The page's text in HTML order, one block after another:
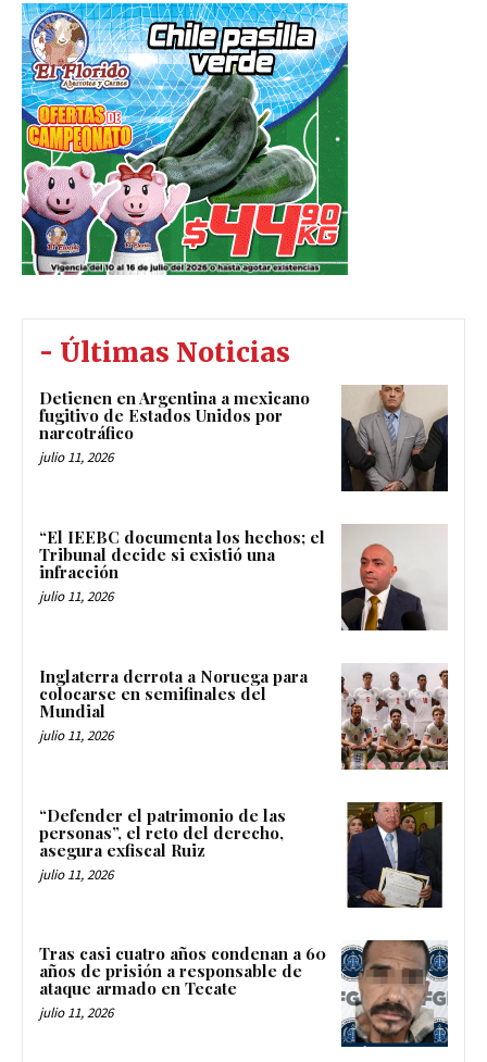
- Últimas Noticias
Detienen en Argentina a mexicano
fugitivo de Estados Unidos por
narcotráfico
julio 11, 2026
“El IEEBC documenta los hechos; el
Tribunal decide si existió una
infracción
julio 11, 2026
Inglaterra derrota a Noruega para
colocarse en semifinales del
Mundial
julio 11, 2026
“Defender el patrimonio de las
personas”, el reto del derecho,
asegura exfiscal Ruiz
julio 11, 2026
Tras casi cuatro años condenan a 60
años de prisión a responsable de
ataque armado en Tecate
julio 11, 2026